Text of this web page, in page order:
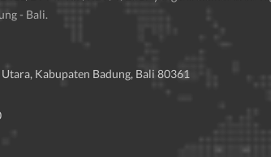
- Bali.
Kabupaten Badung, Bali 80361